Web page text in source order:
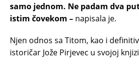
samo jednom. Ne padam dva
istim čovekom – napisala je.
Njen odnos sa Titom, kao i
istoričar Jože Pirjevec u svojoj